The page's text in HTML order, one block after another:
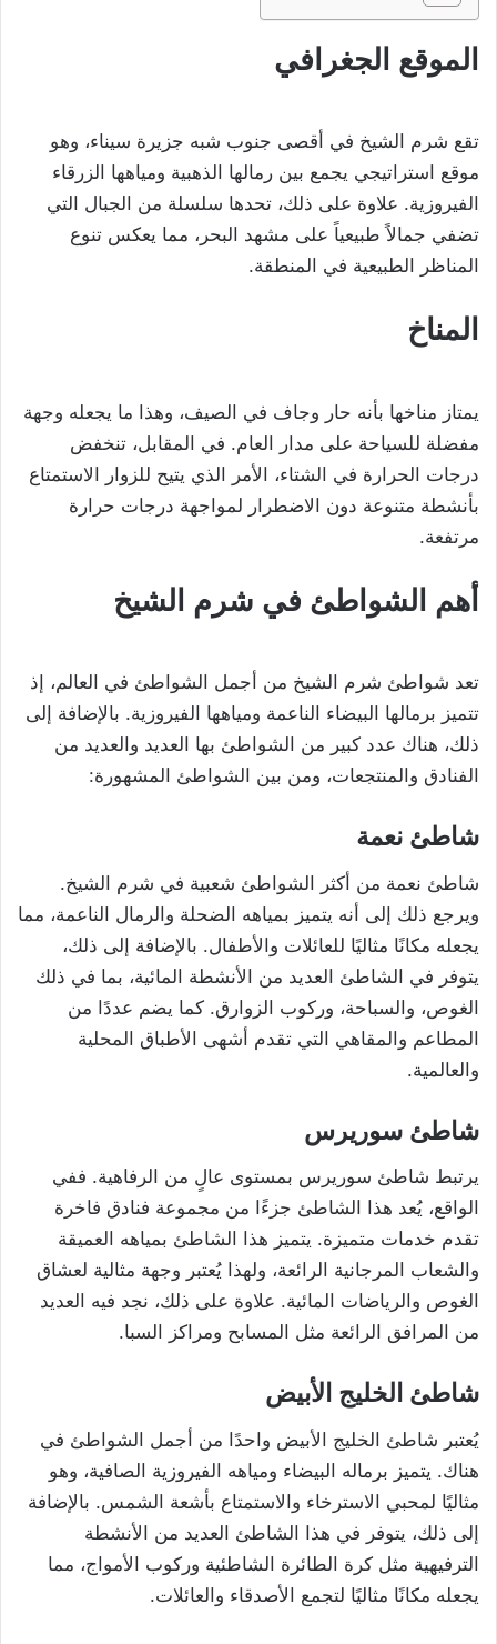
الموقع الجغرافي
تقع شرم الشيخ في أقصى جنوب شبه جزيرة سيناء، وهو
موقع استراتيجي يجمع بين رمالها الذهبية ومياهها الزرقاء
الفيروزية. علاوة على ذلك، تحدها سلسلة من الجبال التي
تضفي جمالاً طبيعياً على مشهد البحر، مما يعكس تنوع
المناظر الطبيعية في المنطقة.
المناخ
يمتاز مناخها بأنه حار وجاف في الصيف، وهذا ما يجعله وجهة
مفضلة للسياحة على مدار العام. في المقابل، تنخفض
درجات الحرارة في الشتاء، الأمر الذي يتيح للزوار الاستمتاع
بأنشطة متنوعة دون الاضطرار لمواجهة درجات حرارة
مرتفعة.
أهم الشواطئ في شرم الشيخ
تعد شواطئ شرم الشيخ من أجمل الشواطئ في العالم، إذ
تتميز برمالها البيضاء الناعمة ومياهها الفيروزية. بالإضافة إلى
ذلك، هناك عدد كبير من الشواطئ بها العديد والعديد من
الفنادق والمنتجعات، ومن بين الشواطئ المشهورة:
شاطئ نعمة
شاطئ نعمة من أكثر الشواطئ شعبية في شرم الشيخ.
ويرجع ذلك إلى أنه يتميز بمياهه الضحلة والرمال الناعمة، مما
يجعله مكانًا مثاليًا للعائلات والأطفال. بالإضافة إلى ذلك،
يتوفر في الشاطئ العديد من الأنشطة المائية، بما في ذلك
الغوص، والسباحة، وركوب الزوارق. كما يضم عددًا من
المطاعم والمقاهي التي تقدم أشهى الأطباق المحلية
والعالمية.
شاطئ سوريرس
يرتبط شاطئ سوريرس بمستوى عالٍ من الرفاهية. ففي
الواقع، يُعد هذا الشاطئ جزءًا من مجموعة فنادق فاخرة
تقدم خدمات متميزة. يتميز هذا الشاطئ بمياهه العميقة
والشعاب المرجانية الرائعة، ولهذا يُعتبر وجهة مثالية لعشاق
الغوص والرياضات المائية. علاوة على ذلك، نجد فيه العديد
من المرافق الرائعة مثل المسابح ومراكز السبا.
شاطئ الخليج الأبيض
يُعتبر شاطئ الخليج الأبيض واحدًا من أجمل الشواطئ في
هناك. يتميز برماله البيضاء ومياهه الفيروزية الصافية، وهو
مثاليًا لمحبي الاسترخاء والاستمتاع بأشعة الشمس. بالإضافة
إلى ذلك، يتوفر في هذا الشاطئ العديد من الأنشطة
الترفيهية مثل كرة الطائرة الشاطئية وركوب الأمواج، مما
يجعله مكانًا مثاليًا لتجمع الأصدقاء والعائلات.